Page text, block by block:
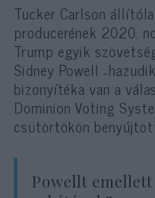
Tucker Carlson
producerének 2020.
Trump egyik
Sidney Powell
bizonyítéka van a
Dominion Voting
csütörtökön
Powellt